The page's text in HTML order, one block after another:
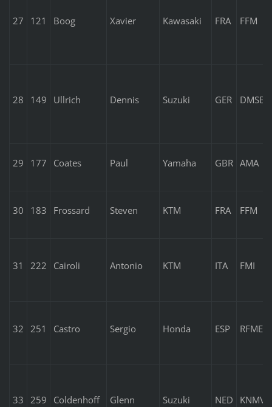
27 121 Boog Xavier Kawasaki FRA FFM
28 149 Ullrich Dennis Suzuki GER DMSB
29 177 Coates Paul Yamaha GBR AMA
30 183 Frossard Steven KTM FRA FFM
31 222 Cairoli Antonio KTM ITA FMI
32 251 Castro Sergio Honda ESP RFME
33 259 Coldenhoff Glenn Suzuki NED KNMV